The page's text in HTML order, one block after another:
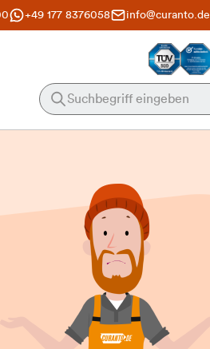
+49 177 8376058 info@curanto.de